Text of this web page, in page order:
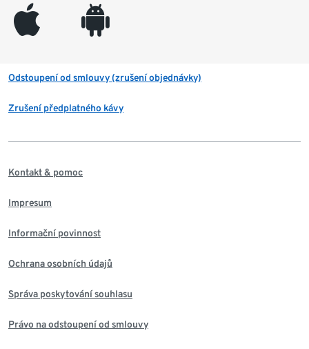
appleinc android
Odstoupení od smlouvy (zrušení objednávky)
Zrušení předplatného kávy
Kontakt & pomoc
Impresum
Informační povinnost
Ochrana osobních údajů
Správa poskytování souhlasu
Právo na odstoupení od smlouvy